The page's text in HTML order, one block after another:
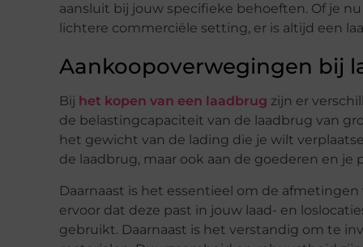
aansluit bij jouw specifieke behoeften. Of je
lichtere commerciële setting, er is altijd een
Aankoopoverwegingen bij
Bij het kopen van een laadbrug zijn er
de belastingcapaciteit van de laadbrug van
het gewicht van de lading die je wilt
de laadbrug, maar ook aan de goederen en je
Daarnaast is het essentieel om de
ervoor dat deze past in jouw laad- en
gebruikt. Daarnaast is het verstandig om te